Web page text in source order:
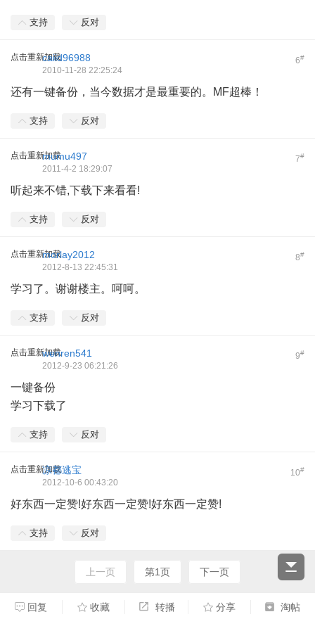
支持 反对
点击重新加载 6#
caiid96988
2010-11-28 22:25:24
还有一键备份，当今数据才是最重要的。MF超棒！
支持 反对
点击重新加载 7#
mumu497
2011-4-2 18:29:07
听起来不错,下载下来看看!
支持 反对
点击重新加载 8#
morlay2012
2012-8-13 22:45:31
学习了。谢谢楼主。呵呵。
支持 反对
点击重新加载 9#
wenren541
2012-9-23 06:21:26
一键备份
学习下载了
支持 反对
点击重新加载 10#
凉都逃宝
2012-10-6 00:43:20
好东西一定赞!好东西一定赞!好东西一定赞!
支持 反对
上一页 第1页 下一页
回复 收藏 转播 分享 淘帖